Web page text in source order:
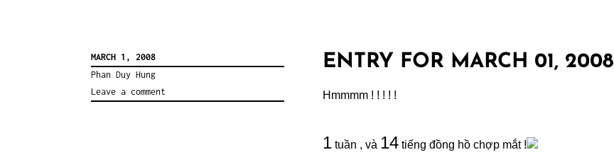
MARCH 1, 2008
Phan Duy Hung
Leave a comment
ENTRY FOR MARCH 01, 2008
Hmmmm ! ! ! ! !
1 tuần , và 14 tiếng đồng hồ chợp mắt !